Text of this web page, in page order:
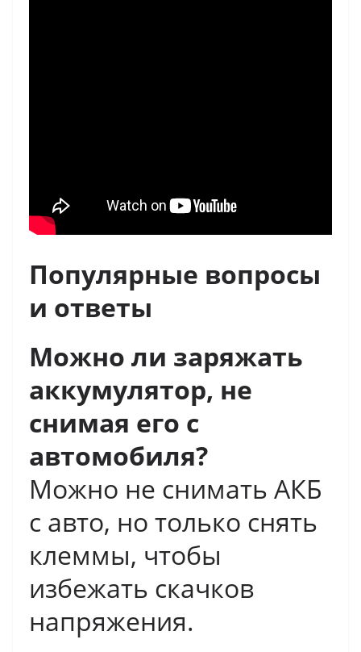
Популярные вопросы
и ответы
Можно ли заряжать
аккумулятор, не
снимая его с
автомобиля?
Можно не снимать АКБ
с авто, но только снять
клеммы, чтобы
избежать скачков
напряжения.